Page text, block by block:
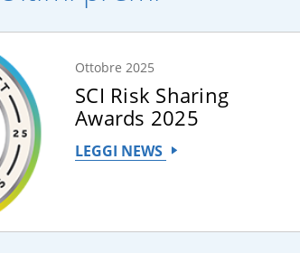
Ottobre 2025
SCI Risk Sharing
Awards 2025
LEGGI NEWS